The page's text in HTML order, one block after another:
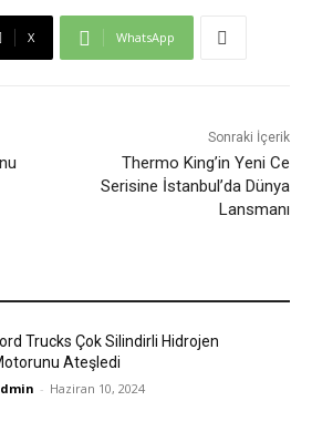
X WhatsApp
Sonraki İçerik
Thermo King’in Yeni Ce
Serisine İstanbul’da Dünya
Lansmanı
Trucks Çok Silindirli Hidrojen
Ateşledi
- Haziran 10, 2024